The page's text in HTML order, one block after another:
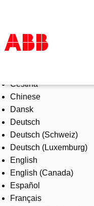
Products & Solutions
Industries
Services
About us
Where to buy
Contact us
Careers
Čeština
Chinese
Dansk
Deutsch
Deutsch (Schweiz)
Deutsch (Luxemburg)
English
English (Canada)
Español
Français